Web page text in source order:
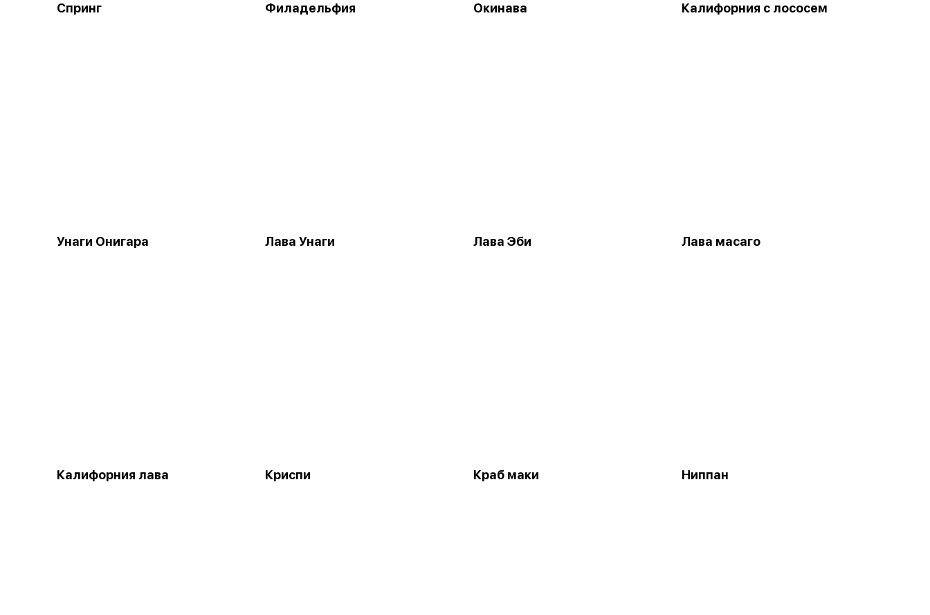
Спринг Филадельфия Окинава Калифорния с лососем
Унаги Онигара Лава Унаги Лава Эби Лава масаго
Калифорния лава Криспи Краб маки Ниппан